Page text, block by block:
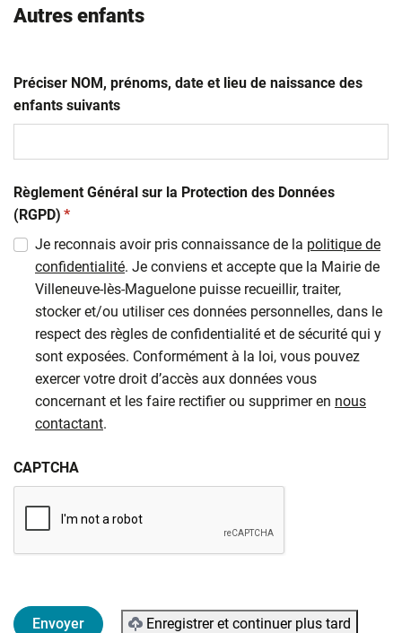
Autres enfants
Préciser NOM, prénoms, date et lieu de naissance des
enfants suivants
Règlement Général sur la Protection des Données
(RGPD) (obligatoire)
*
Je reconnais avoir pris connaissance de la politique de
confidentialité. Je conviens et accepte que la Mairie de
Villeneuve-lès-Maguelone puisse recueillir, traiter,
stocker et/ou utiliser ces données personnelles, dans le
respect des règles de confidentialité et de sécurité qui y
sont exposées. Conformément à la loi, vous pouvez
exercer votre droit d’accès aux données vous
concernant et les faire rectifier ou supprimer en nous
contactant.
CAPTCHA
Enregistrer et continuer plus tard